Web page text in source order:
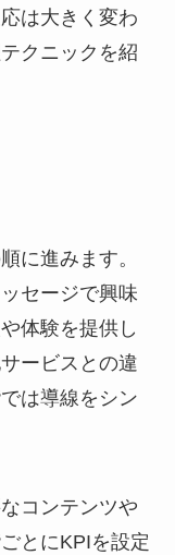
は大きく変わ
クニックを紹
に進みます。
セージで興味
体験を提供し
ービスとの違
は導線をシン
コンテンツや
とにKPIを設定